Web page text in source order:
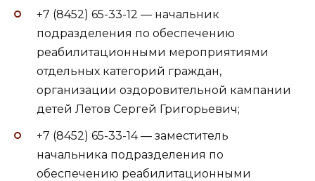
+7 (8452) 65-33-12 — начальник
подразделения по обеспечению
реабилитационными мероприятиями
отдельных категорий граждан,
организации оздоровительной кампании
детей Летов Сергей Григорьевич;
+7 (8452) 65-33-14 — заместитель
начальника подразделения по
обеспечению реабилитационными